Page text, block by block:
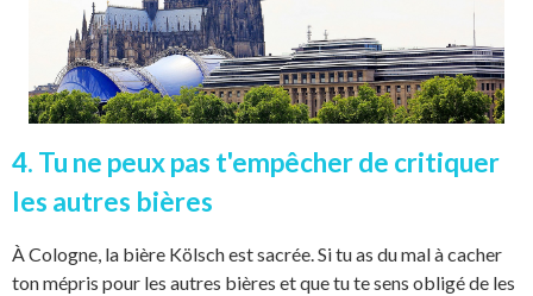
4. Tu ne peux pas t'empêcher de critiquer
les autres bières
À Cologne, la bière Kölsch est sacrée. Si tu as du mal à cacher
ton mépris pour les autres bières et que tu te sens obligé de les